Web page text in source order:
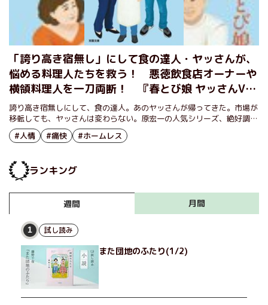
「誇り高き宿無し」にして食の達人・ヤッさんが、
悩める料理人たちを救う！ 悪徳飲食店オーナーや
横領料理人を一刀両断！ 『春とび娘 ヤッさんV』
原宏一
誇り高き宿無しにして、食の達人。あのヤッさんが帰ってきた。市場が
移転しても、ヤッさんは変わらない。原宏一の人気シリーズ、絶好調の
第５弾だ。
#人情 #痛快 #ホームレス
ランキング
週間 月間
1 試し読み
また団地のふたり(1/2)